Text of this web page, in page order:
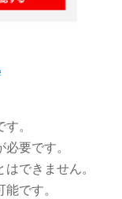
。
要です。
できません。
です。